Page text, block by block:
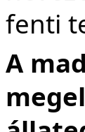
fenti
A